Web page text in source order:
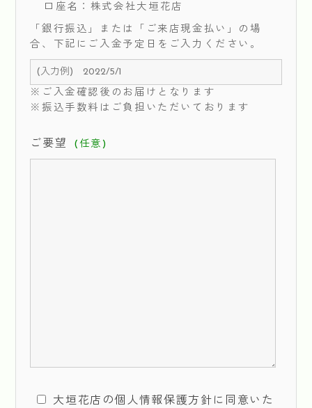
口座名：株式会社大垣花店
「銀行振込」または「ご来店現金払い」の場
合、下記にご入金予定日をご入力ください。
※ご入金確認後のお届けとなります
※振込手数料はご負担いただいております
ご要望 (任意)
大垣花店の個人情報保護方針 に同意いた